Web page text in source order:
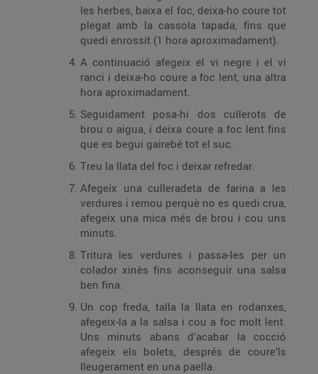
les herbes, baixa el foc, deixa-ho coure tot
plegat amb la cassola tapada, fins que
quedi enrossit (1 hora aproximadament).
A continuació afegeix el vi negre i el vi
ranci i deixa-ho coure a foc lent, una altra
hora aproximadament.
Seguidament posa-hi dos cullerots de
brou o aigua, i deixa coure a foc lent fins
que es begui gairebé tot el suc.
Treu la llata del foc i deixar refredar.
Afegeix una culleradeta de farina a les
verdures i remou perquè no es quedi crua,
afegeix una mica més de brou i cou uns
minuts.
Tritura les verdures i passa-les per un
colador xinès fins aconseguir una salsa
ben fina.
Un cop freda, talla la llata en rodanxes,
afegeix-la a la salsa i cou a foc molt lent.
Uns minuts abans d’acabar la cocció
afegeix els bolets, després de coure’ls
lleugerament en una paella.